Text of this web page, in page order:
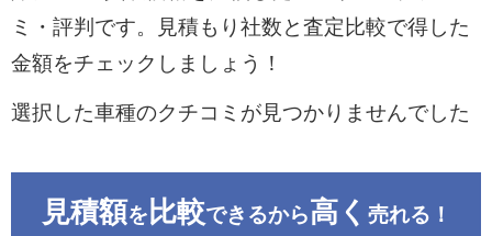
ミ・評判です。見積もり社数と査定比較で得した
金額をチェックしましょう！
選択した車種のクチコミが見つかりませんでした
見積額を 比較できるから高く 売れる！